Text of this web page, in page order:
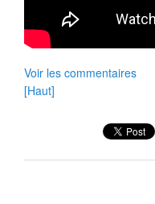
Voir les commentaires
[Haut]